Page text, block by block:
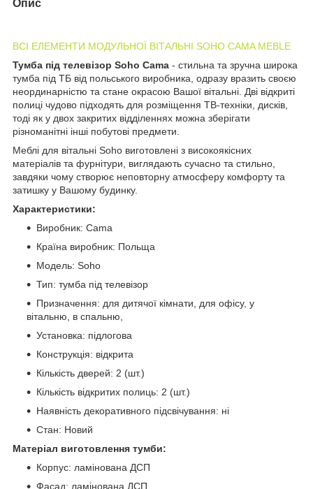
Опис
ВСІ ЕЛЕМЕНТИ МОДУЛЬНОЇ ВІТАЛЬНІ SOHO CAMA MEBLE
Тумба під телевізор Soho Сama - стильна та зручна широка
тумба під ТБ від польського виробника, одразу вразить своєю
неординарністю та стане окрасою Вашої вітальні. Дві відкриті
полиці чудово підходять для розміщення ТВ-техніки, дисків,
тоді як у двох закритих відділеннях можна зберігати
різноманітні інші побутові предмети.
Меблі для вітальні Soho виготовлені з високоякісних
матеріалів та фурнітури, виглядають сучасно та стильно,
завдяки чому створює неповторну атмосферу комфорту та
затишку у Вашому будинку.
Характеристики:
Виробник: Сama
Країна виробник: Польща
Модель: Soho
Тип: тумба під телевізор
Призначення: для дитячої кімнати, для офісу, у
вітальню, в спальню,
Установка: підлогова
Конструкція: відкрита
Кількість дверей: 2 (шт.)
Кількість відкритих полиць: 2 (шт.)
Наявність декоративного підсвічування: ні
Стан: Новий
Матеріал виготовлення тумби:
Корпус: ламінована ДСП
Фасад: ламінована ДСП